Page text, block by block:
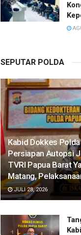
SEPUTAR POLDA
Kabid Dokkes
Persiapan Autopsi
TVRI Papua Barat
Matang,
JULI 28, 2026